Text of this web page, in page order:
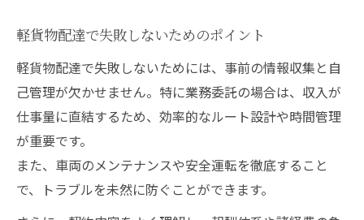
軽貨物配達で失敗しないためのポイント
軽貨物配達で失敗しないためには、事前の情報収集と自
己管理が欠かせません。特に業務委託の場合は、収入が
仕事量に直結するため、効率的なルート設計や時間管理
が重要です。
また、車両のメンテナンスや安全運転を徹底すること
で、トラブルを未然に防ぐことができます。